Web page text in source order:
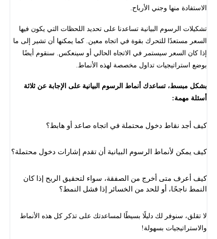
الاستفادة منها وجني الأرباح.
تشكيلات الرسوم البيانية تساعدنا على تحديد اللحظات التي يكون فيها
السعر مستعدًا للتحرك بقوة في اتجاه معين. كما يمكنها أن تشير إلى ما
إذا كان السعر سيستمر في الاتجاه الحالي أو سينعكس. سنقوم أيضًا
بوضع استراتيجيات تداول مخصصة لهذه الأنماط.
بشكل مبسط، تساعدك أنماط الرسوم البيانية على الإجابة عن ثلاثة
أسئلة مهمة:
كيف أجد نقاط دخول محتملة في اتجاه صاعد أو هابط؟
كيف يمكن لأنماط الرسوم البيانية أن تقدم إشارات دخول محتملة؟
كيف أعرف متى أخرج من الصفقة، سواء لتحقيق الربح إذا كان
النمط ناجحًا، أو للحد من الخسائر إذا فشل النمط؟
لا تقلق، سنوفر لك دليلًا بسيطًا لمساعدتك على تذكر كل هذه الأنماط
والاستراتيجيات بسهولة!